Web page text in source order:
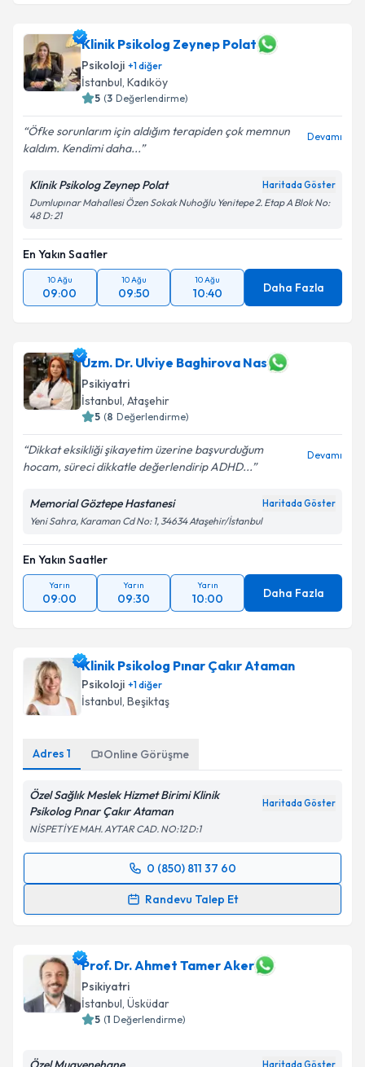
Klinik Psikolog Zeynep Polat
Psikoloji +1diğer
İstanbul, Kadıköy
5 (3 Değerlendirme)
Öfke sorunlarım için aldığım terapiden çok memnun
kaldım. Kendimi daha...
Devamı
Klinik Psikolog Zeynep Polat Haritada Göster
Dumlupınar Mahallesi Özen Sokak Nuhoğlu Yenitepe 2. Etap A Blok No:
48 D: 21
En Yakın Saatler
10 Ağu
09:00
10 Ağu
09:50
10 Ağu
10:40 Daha Fazla
Uzm. Dr. Ulviye Baghirova Nas
Psikiyatri
İstanbul, Ataşehir
5 (8 Değerlendirme)
Dikkat eksikliği şikayetim üzerine başvurduğum
hocam, süreci dikkatle değerlendirip ADHD...
Devamı
Memorial Göztepe Hastanesi Haritada Göster
Yeni Sahra, Karaman Cd No: 1, 34634 Ataşehir/İstanbul
En Yakın Saatler
Yarın
09:00
Yarın
09:30
Yarın
10:00 Daha Fazla
Klinik Psikolog Pınar Çakır Ataman
Psikoloji +1diğer
İstanbul, Beşiktaş
Adres 1 Online Görüşme
Özel Sağlık Meslek Hizmet Birimi Klinik
Psikolog Pınar Çakır Ataman
Haritada Göster
NİSPETİYE MAH. AYTAR CAD. NO:12 D:1
0 (850) 811 37 60
Randevu Talep Et
Randevu Takvimi Talebi
almanız için bir takvim hazırlandığında e-posta ile
bilgilendireceğiz.
E-posta Adresiniz
Prof. Dr. Ahmet Tamer Aker
Psikiyatri
İstanbul, Üsküdar
5 (1 Değerlendirme)
Haritada Göster